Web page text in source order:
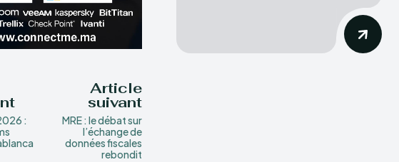
:
Article
suivant
MRE : le débat sur
l’échange de
données fiscales
rebondit